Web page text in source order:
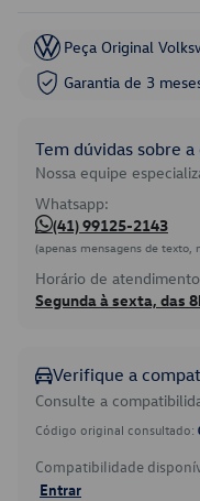
Peça Original
Garantia de 3
Tem dúvidas sobre
Nossa equipe
Whatsapp:
(41) 99125-2143
(apenas mensagens de texto,
Horário de
Segunda à sexta, das
Verifique a
Consulte a
Código original consultado:
Compatibilidade
Entrar